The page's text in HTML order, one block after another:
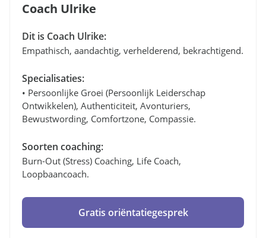
Coach Ulrike
Dit is Coach Ulrike:
Empathisch, aandachtig, verhelderend, bekrachtigend.
Specialisaties:
• Persoonlijke Groei (persoonlijk Leiderschap
Ontwikkelen), Authenticiteit, Avonturiers,
Bewustwording, Comfortzone, Compassie.
Soorten coaching:
Burn-Out (stress) Coaching, Life Coach,
Loopbaancoach.
Gratis oriëntatiegesprek